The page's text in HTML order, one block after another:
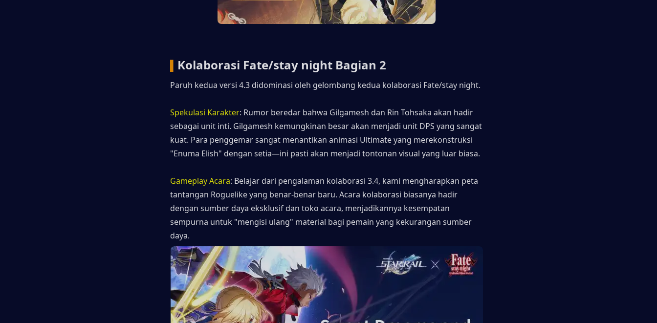
Kolaborasi Fate/stay night Bagian 2
Paruh kedua versi 4.3 didominasi oleh gelombang kedua kolaborasi Fate/stay night.
Spekulasi Karakter: Rumor beredar bahwa Gilgamesh dan Rin Tohsaka akan hadir
sebagai unit inti. Gilgamesh kemungkinan besar akan menjadi unit DPS yang sangat
kuat. Para penggemar sangat menantikan animasi Ultimate yang merekonstruksi
"Enuma Elish" dengan setia—ini pasti akan menjadi tontonan visual yang luar biasa.
Gameplay Acara: Belajar dari pengalaman kolaborasi 3.4, kami mengharapkan peta
tantangan Roguelike yang benar-benar baru. Acara kolaborasi biasanya hadir
dengan sumber daya eksklusif dan toko acara, menjadikannya kesempatan
sempurna untuk "mengisi ulang" material bagi pemain yang kekurangan sumber
daya.